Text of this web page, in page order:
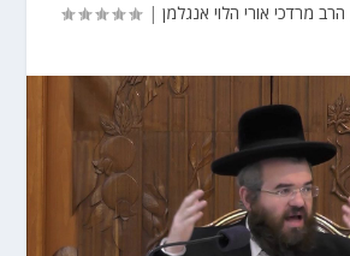
הרב מרדכי אורי הלוי אנגלמן |